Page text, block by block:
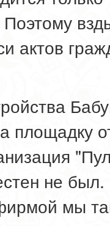
актов
площадку
не
мы